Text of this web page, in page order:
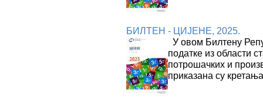
БИЛТЕН - ЦИЈЕНЕ, 2025.
У овом Билтену
податке из области
потрошачких и
приказана су